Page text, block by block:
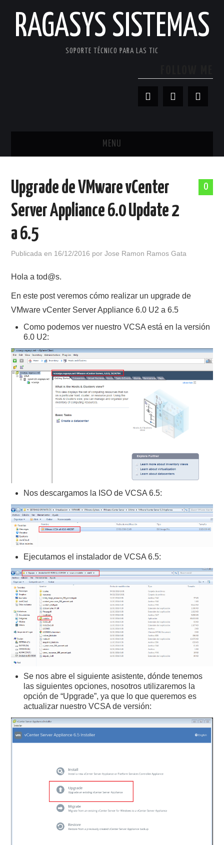
RAGASYS SISTEMAS
SOPORTE TÉCNICO PARA LAS TIC
MENU
ACERCA DE
PATROCINADORES
0
Upgrade de VMware vCenter
Server Appliance 6.0 Update 2
a 6.5
Publicada en 16/12/2016 porJose Ramon Ramos Gata
Hola a tod@s.
En este post veremos cómo realizar un upgrade de
VMware vCenter Server Appliance 6.0 U2 a 6.5
Como podemos ver nuestro VCSA está en la versión
6.0 U2:
Nos descargamos la ISO de VCSA 6.5:
Ejecutamos el instalador de VCSA 6.5:
Se nos abre el siguiente asistente, dónde tenemos
las siguientes opciones, nosotros utilizaremos la
opción de “Upgrade”, ya que lo que queremos es
actualizar nuestro VCSA de versión: